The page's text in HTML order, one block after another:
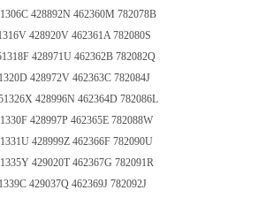
428892N 462360M 782078B
428920V 462361A 782080S
428971U 462362B 782082Q
428972V 462363C 782084J
428996N 462364D 782086L
428997P 462365E 782088W
428999Z 462366F 782090U
429020T 462367G 782091R
429037Q 462369J 782092J